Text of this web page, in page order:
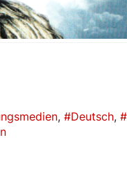
Deutsch